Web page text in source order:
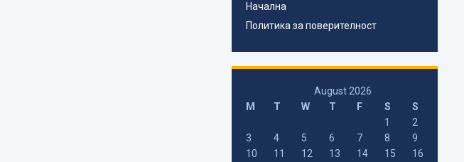
Начална
Политика за поверителност
August 2026
M
T W T F S
S
1
2
3
4 5 6 7 8
9
10
11 12 13 14 15
16